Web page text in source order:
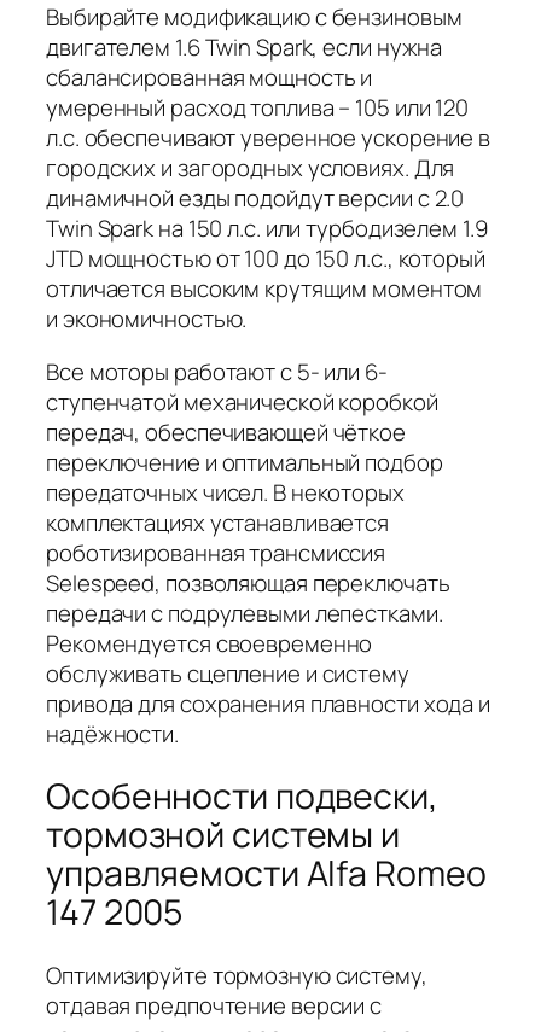
Выбирайте модификацию с бензиновым
двигателем 1.6 Twin Spark, если нужна
сбалансированная мощность и
умеренный расход топлива – 105 или 120
л.с. обеспечивают уверенное ускорение в
городских и загородных условиях. Для
динамичной езды подойдут версии с 2.0
Twin Spark на 150 л.с. или турбодизелем 1.9
JTD мощностью от 100 до 150 л.с., который
отличается высоким крутящим моментом
и экономичностью.
Все моторы работают с 5- или 6-
ступенчатой механической коробкой
передач, обеспечивающей чёткое
переключение и оптимальный подбор
передаточных чисел. В некоторых
комплектациях устанавливается
роботизированная трансмиссия
Selespeed, позволяющая переключать
передачи с подрулевыми лепестками.
Рекомендуется своевременно
обслуживать сцепление и систему
привода для сохранения плавности хода и
надёжности.
Особенности подвески,
тормозной системы и
управляемости Alfa Romeo
147 2005
Оптимизируйте тормозную систему,
отдавая предпочтение версии с